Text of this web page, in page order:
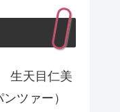
生天目仁美
ツァー）